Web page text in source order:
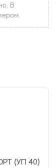
В
(УП 40)